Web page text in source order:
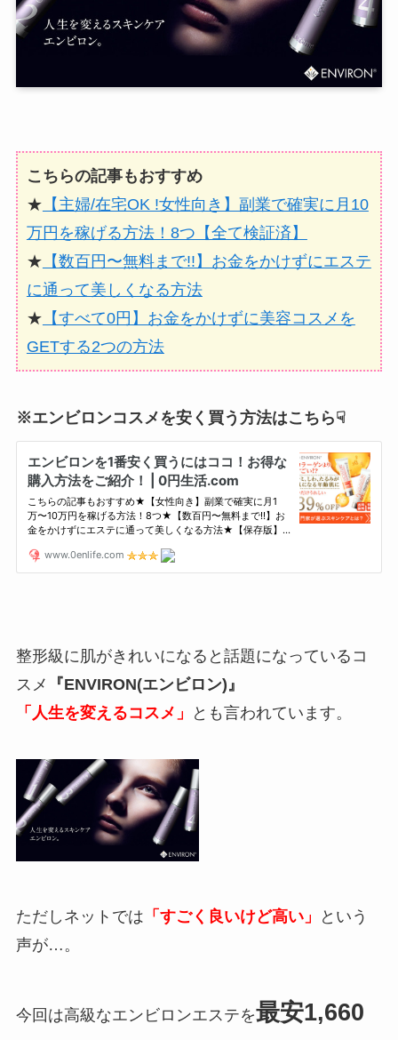
こちらの記事もおすすめ
★ 【主婦/在宅OK !女性向き】副業で確実に月10
万円を稼げる方法！8つ【全て検証済】
★ 【数百円〜無料まで!!】お金をかけずにエステ
に通って美しくなる方法
★ 【すべて0円】お金をかけずに美容コスメを
GETする2つの方法
※エンビロンコスメを安く買う方法はこちら☟
整形級に肌がきれいになると話題になっているコ
スメ
『ENVIRON(エンビロン)』
「人生を変えるコスメ」
とも言われています。
ただしネットでは 「すごく良いけど高い」
という
声が…。
今回は高級なエンビロンエステを最安1,660